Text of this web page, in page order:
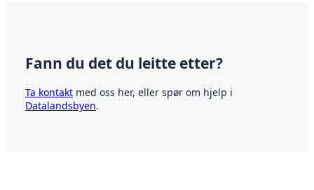
Fann du det du leitte etter?
Ta kontakt med oss her, eller spør om hjelp i
Datalandsbyen.